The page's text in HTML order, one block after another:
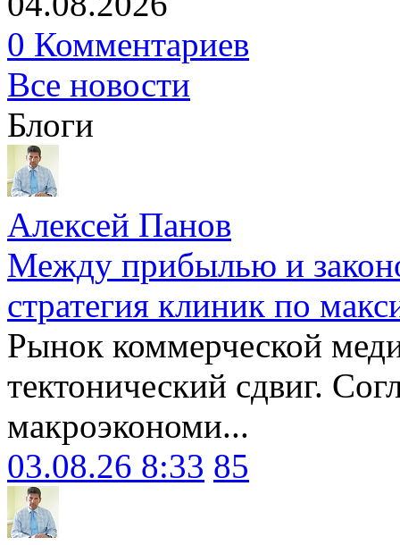
0 Комментариев
Все новости
Блоги
Алексей Панов
Между прибылью и
стратегия клиник по
Рынок коммерческой
тектонический сдвиг.
макроэкономи...
03.08.26 8:33 85